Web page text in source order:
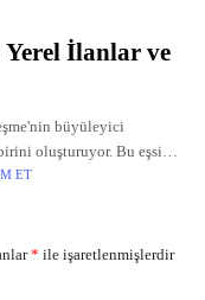
Yerel İlanlar ve
büyüleyici
oluşturuyor. Bu eşsiz
her mevsim
ET
* ile işaretlenmişlerdir